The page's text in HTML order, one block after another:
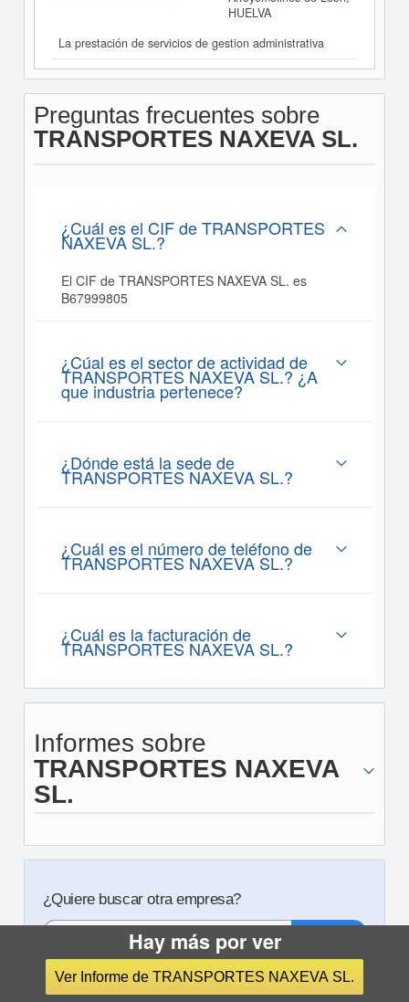
HUELVA
La prestación de servicios de gestion administrativa
Preguntas frecuentes sobre
TRANSPORTES NAXEVA SL.
¿Cuál es el CIF de TRANSPORTES
NAXEVA SL.?
El CIF de TRANSPORTES NAXEVA SL. es
B67999805
¿Cúal es el sector de actividad de
TRANSPORTES NAXEVA SL.? ¿A
que industria pertenece?
¿Dónde está la sede de
TRANSPORTES NAXEVA SL.?
¿Cuál es el número de teléfono de
TRANSPORTES NAXEVA SL.?
¿Cuál es la facturación de
TRANSPORTES NAXEVA SL.?
Informes sobre
TRANSPORTES NAXEVA
SL.
¿Quiere buscar otra empresa?
Busque gratis empresas, autónomos y ejecutivos
Hay más por ver
Ver Informe de TRANSPORTES NAXEVA SL.